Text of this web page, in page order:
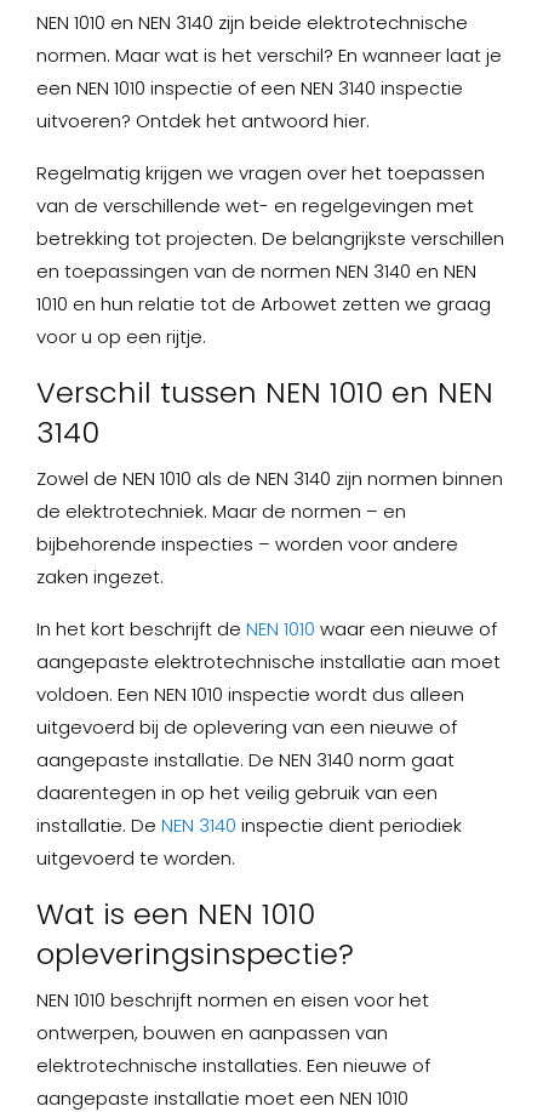
NEN 1010 en NEN 3140 zijn beide elektrotechnische
normen. Maar wat is het verschil? En wanneer laat je
een NEN 1010 inspectie of een NEN 3140 inspectie
uitvoeren? Ontdek het antwoord hier.
Regelmatig krijgen we vragen over het toepassen
van de verschillende wet- en regelgevingen met
betrekking tot projecten. De belangrijkste verschillen
en toepassingen van de normen NEN 3140 en NEN
1010 en hun relatie tot de Arbowet zetten we graag
voor u op een rijtje.
Verschil tussen NEN 1010 en NEN
3140
Zowel de NEN 1010 als de NEN 3140 zijn normen binnen
de elektrotechniek. Maar de normen – en
bijbehorende inspecties – worden voor andere
zaken ingezet.
In het kort beschrijft de NEN 1010 waar een nieuwe of
aangepaste elektrotechnische installatie aan moet
voldoen. Een NEN 1010 inspectie wordt dus alleen
uitgevoerd bij de oplevering van een nieuwe of
aangepaste installatie. De NEN 3140 norm gaat
daarentegen in op het veilig gebruik van een
installatie. De NEN 3140 inspectie dient periodiek
uitgevoerd te worden.
Wat is een NEN 1010
opleveringsinspectie?
NEN 1010 beschrijft normen en eisen voor het
ontwerpen, bouwen en aanpassen van
elektrotechnische installaties. Een nieuwe of
aangepaste installatie moet een NEN 1010